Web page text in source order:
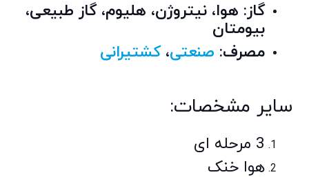
گاز: هوا، نیتروژن، هلیوم، گاز طبیعی،
بیومتان
مصرف: صنعتی،کشتیرانی
سایر مشخصات:
3 مرحله ای
هوا خنک